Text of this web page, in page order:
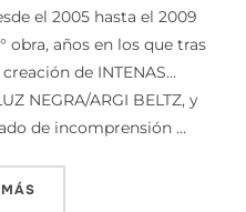
el 2005 hasta el 2009
años en los que tras
de INTENAS…
NEGRA/ARGI BELTZ, y
de incomprensión …